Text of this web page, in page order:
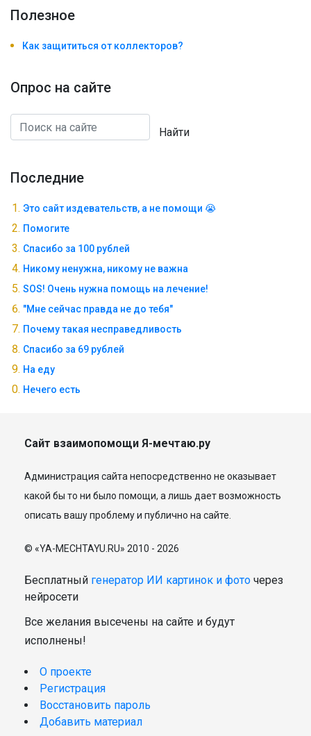
Полезноe
Как защититься от коллекторов?
Опрос на сайте
Найти
Последние
Это сайт издевательств, а не помощи 😭
Помогите
Спасибо за 100 рублей
Никому ненужна, никому не важна
SOS! Очень нужна помощь на лечение!
"Мне сейчас правда не до тебя"
Почему такая несправедливость
Спасибо за 69 рублей
На еду
Нечего есть
Сайт взаимопомощи Я-мечтаю.ру
Администрация сайта непосредственно не оказывает
какой бы то ни было помощи, а лишь дает возможность
описать вашу проблему и публично на сайте.
© «YA-MECHTAYU.RU» 2010 - 2026
Бесплатный генератор ИИ картинок и фото через
нейросети
Все желания высечены на сайте и будут
исполнены!
О проекте
Регистрация
Восстановить пароль
Добавить материал